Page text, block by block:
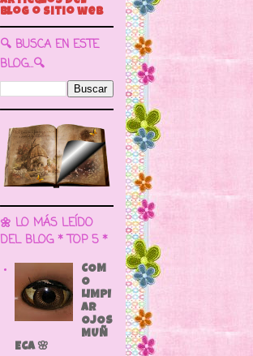
🔍 BUSCA EN ESTE
BLOG...🔍
🌼 LO MÁS LEÍDO
DEL BLOG * TOP 5 *
COM
O
LIMPI
AR
OJOS
MUÑ
ECA 🌸